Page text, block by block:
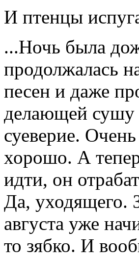
И птенцы
...Ночь была
продолжалась
песен и даже
делающей сушу
суеверие.
хорошо. А
идти, он
Да, уходящего.
августа уже
то зябко. И